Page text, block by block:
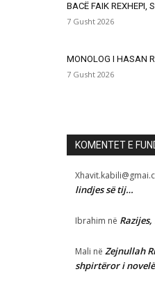
BACË FAIK REXHEPI,
7 Gusht 2026
MONOLOG I HASAN
7 Gusht 2026
KOMENTET E
lindjes së tij…
Ibrahim në
Mali në Zejnullah
shpirtëror i